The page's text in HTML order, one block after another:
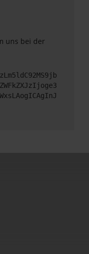
uns bei der